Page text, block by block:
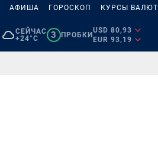
АФИША ГОРОСКОП КУРСЫ ВАЛЮТ
СЕЙЧАС
+24°C
3 ПРОБКИ
USD 80,93
EUR 93,19